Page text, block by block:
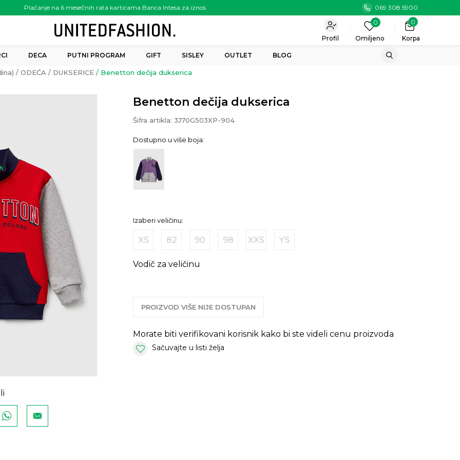
Plaćanje na 6 mesečnih rata karticama Banca Intesa za iznos
preko 6.000.00 rsd
069 308 5900
Korpa
0
0
Omiljeno
Profil
DECA PUTNI PROGRAM GIFT SISLEY OUTLET BLOG
ODEĆA DUKSERICE Benetton dečija dukserica
Benetton dečija dukserica
Šifra artikla: 3J70G503XP-904
Dostupno u više boja:
Izaberi veličinu:
XS 82 90 98 XXS YS
Vodič za veličinu
PROIZVOD VIŠE NIJE DOSTUPAN
Morate biti verifikovani korisnik kako bi ste videli cenu proizvoda
Sačuvajte u listi želja